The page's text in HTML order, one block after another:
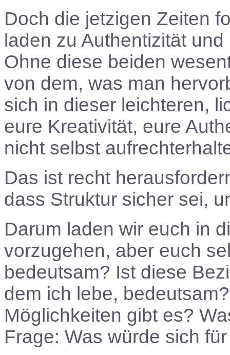
Doch die jetzigen Zeiten
laden zu Authentizität
Ohne diese beiden
von dem, was man
sich in dieser leichteren,
eure Kreativität, eure
nicht selbst
Das ist recht
dass Struktur sicher sei,
Darum laden wir euch in
vorzugehen, aber euch
bedeutsam? Ist diese
dem ich lebe,
Möglichkeiten gibt es?
Frage: Was würde sich